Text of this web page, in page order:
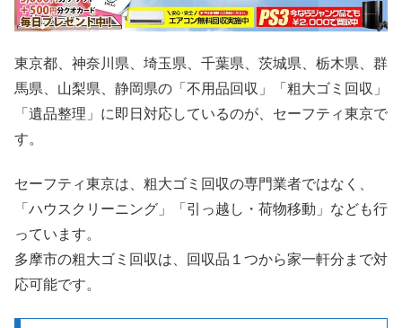
東京都、神奈川県、埼玉県、千葉県、茨城県、栃木県、群
馬県、山梨県、静岡県の「不用品回収」「粗大ゴミ回収」
「遺品整理」に即日対応しているのが、セーフティ東京で
す。
セーフティ東京は、粗大ゴミ回収の専門業者ではなく、
「ハウスクリーニング」「引っ越し・荷物移動」なども行
っています。
多摩市の粗大ゴミ回収は、回収品１つから家一軒分まで対
応可能です。